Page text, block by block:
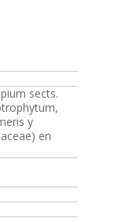
sects.
y
en